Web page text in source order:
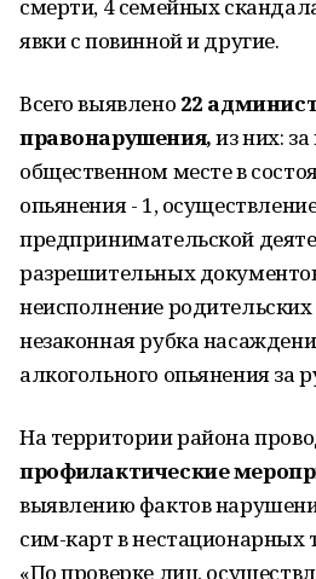
смерти, 4 семейных
явки с повинной и другие.
Всего выявлено 22
правонарушения,из них:
общественном месте в
опьянения - 1,
предпринимательской
разрешительных
неисполнение родительских
незаконная рубка
алкогольного опьянения за
На территории района
профилактические
выявлению фактов
сим-карт в нестационарных
«По проверке лиц,